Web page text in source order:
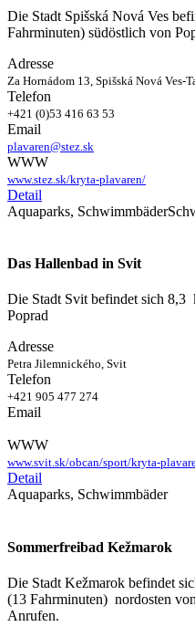
Die Stadt Spišská Nová Ves
Fahrminuten) südöstlich von
Adresse
Za Hornádom 13, Spišská Nová Ves-
Telefon
+421 (0)53 416 63 53
Email
plavaren@stez.sk
WWW
www.stez.sk/kryta-plavaren/
Detail
Aquaparks, Schwimmbäder
Das Hallenbad in Svit
Die Stadt Svit befindet sich 8,3
Poprad
Adresse
Petra Jilemnického, Svit
Telefon
+421 905 477 274
Email
WWW
www.svit.sk/obcan/sport/kryta-
Detail
Aquaparks, Schwimmbäder
Sommerfreibad Kežmarok
Die Stadt Kežmarok befindet
(13 Fahrminuten) nordosten
Anrufen.